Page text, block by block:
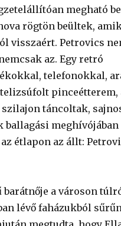
megható
rögtön beültek,
visszaért. Petrovics
az. Egy retró
telefonokkal,
pinceétterem,
szilajon táncoltak,
ballagási
étlapon az állt:
barátnője a városon
lévő faházukból